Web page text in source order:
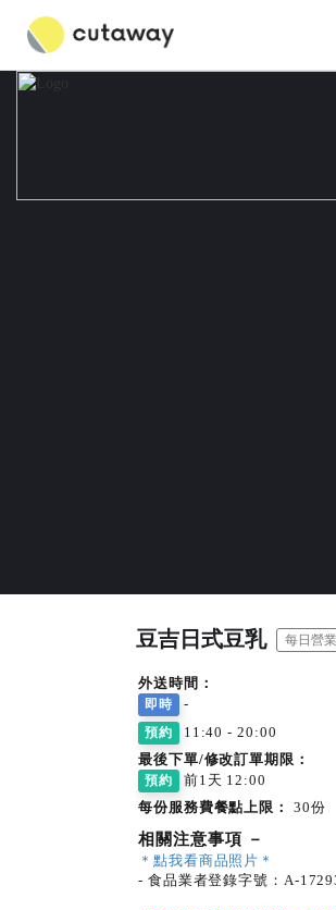
豆吉日式豆乳 每日營業
外送時間：
即時 -
預約
11:40 - 20:00
最後下單/修改訂單期限：
預約
前1天 12:00
每份服務費餐點上限： 30份
相關注意事項 －
＊點我看商品照片＊
- 食品業者登錄字號：A-